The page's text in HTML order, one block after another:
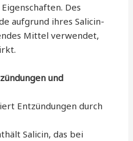
Des
aufgrund ihres Salicin-
Mittel verwendet,
und
Entzündungen durch
Salicin, das bei